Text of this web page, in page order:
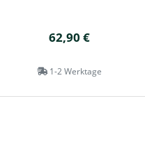
62,90 €
1-2 Werktage